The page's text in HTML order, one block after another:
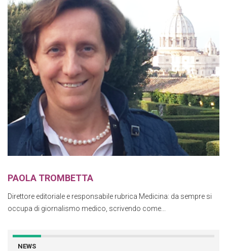
PAOLA TROMBETTA
Direttore editoriale e responsabile rubrica Medicina: da sempre si
occupa di giornalismo medico, scrivendo come...
NEWS